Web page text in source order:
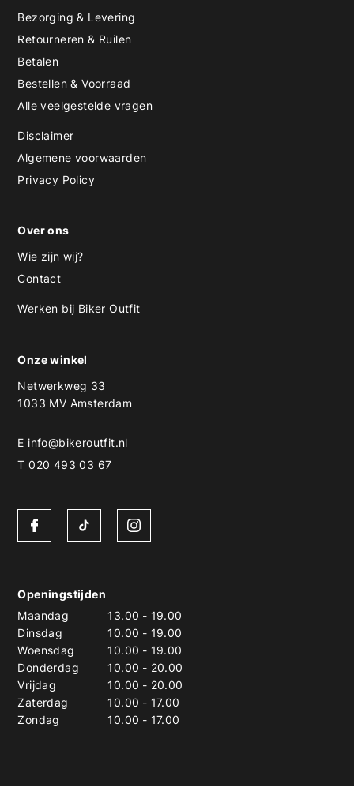
Bezorging & Levering
Retourneren & Ruilen
Betalen
Bestellen & Voorraad
Alle veelgestelde vragen
Disclaimer
Algemene voorwaarden
Privacy Policy
Over ons
Wie zijn wij?
Contact
Werken bij Biker Outfit
Onze winkel
Netwerkweg 33
1033 MV Amsterdam
E info@bikeroutfit.nl
T 020 493 03 67
Openingstijden
Maandag
13.00 - 19.00
Dinsdag
10.00 - 19.00
Woensdag
10.00 - 19.00
Donderdag
10.00 - 20.00
Vrijdag
10.00 - 20.00
Zaterdag
10.00 - 17.00
Zondag
10.00 - 17.00